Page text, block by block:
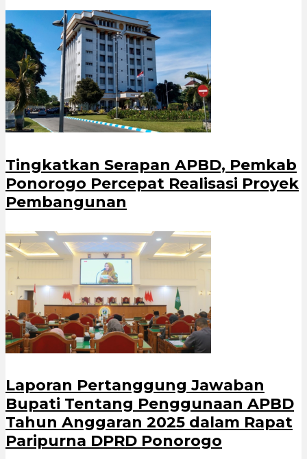
Tingkatkan Serapan APBD, Pemkab
Ponorogo Percepat Realisasi Proyek
Pembangunan
Laporan Pertanggung Jawaban
Bupati Tentang Penggunaan APBD
Tahun Anggaran 2025 dalam Rapat
Paripurna DPRD Ponorogo